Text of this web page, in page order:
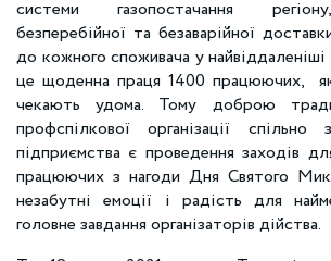
системи газопостачання
безперебійної та безаварійної
до кожного споживача у
це щоденна праця 1400 працюючих,
чекають удома. Тому доброю
профспілкової організації спільно
підприємства є проведення заходів
працюючих з нагоди Дня Святого
незабутні емоції і радість для
головне завдання організаторів дійства.